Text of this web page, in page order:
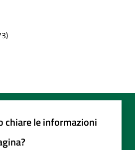
chiare le informazioni